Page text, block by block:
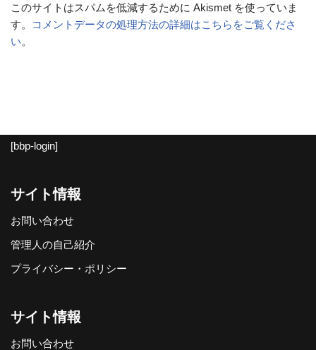
このサイトはスパムを低減するために Akismet を使っていま
す。
コメントデータの処理方法の詳細はこちらをご覧くださ
い。
[bbp-login]
サイト情報
お問い合わせ
管理人の自己紹介
プライバシー・ポリシー
サイト情報
お問い合わせ